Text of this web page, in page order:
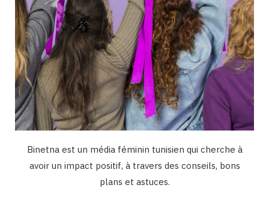
Binetna est un média féminin tunisien qui cherche à
avoir un impact positif, à travers des conseils, bons
plans et astuces.